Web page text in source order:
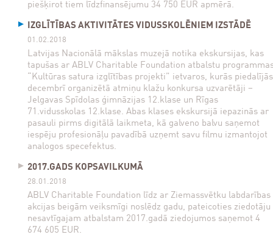
piešķirot tiem līdzfinansējumu 34 750 EUR apmērā.
IZGLĪTĪBAS AKTIVITĀTES VIDUSSKOLĒNIEM IZSTĀDĒ
01.02.2018
Latvijas Nacionālā mākslas muzejā notika ekskursijas, kas
tapušas ar ABLV Charitable Foundation atbalstu
“Kultūras satura izglītības projekti” ietvaros, kurās piedalījās
decembrī organizētā atmiņu klažu konkursa uzvarētāji –
Jelgavas Spīdolas ģimnāzijas 12.klase un Rīgas
71.vidusskolas 12.klase. Abas klases ekskursijā iepazinās ar
pasauli pirms digitālā laikmeta, kā galveno balvu saņemot
iespēju profesionāļu pavadībā uzņemt savu filmu izmantojot
analogos specefektus.
2017.GADS KOPSAVILKUMĀ
28.01.2018
ABLV Charitable Foundation līdz ar Ziemassvētku labdarības
akcijas beigām veiksmīgi noslēdz gadu, pateicoties ziedotāju
nesavtīgajam atbalstam 2017.gadā ziedojumos saņemot 4
674 605 EUR.